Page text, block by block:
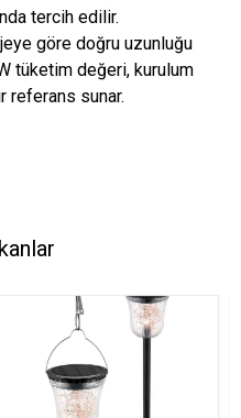
tercih edilir.
göre doğru uzunluğu
tüketim değeri, kurulum
referans sunar.